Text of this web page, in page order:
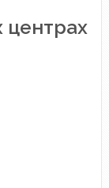
центрах